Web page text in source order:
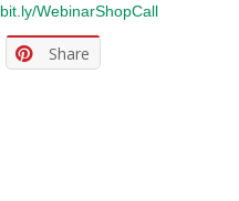
bit.ly/WebinarShopCall
Share